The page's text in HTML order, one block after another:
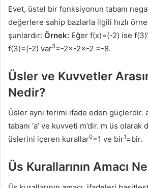
Evet, üstel bir fonksiyonun tabanı
değerlere sahip bazlarla ilgili hızlı
şunlardır: Örnek: Eğer f(x)=(-2) ise
f(3)=(-2) var3=-2×-2×-2 =-8.
Üsler ve Kuvvetler
Nedir?
Üsler aynı terimi ifade eden güçlerdir.
tabanı ‘a’ ve kuvveti m’dir. m üs olarak
üslerini içeren kurallar0=1 ve bir1=bir.
Üs Kurallarının Amacı